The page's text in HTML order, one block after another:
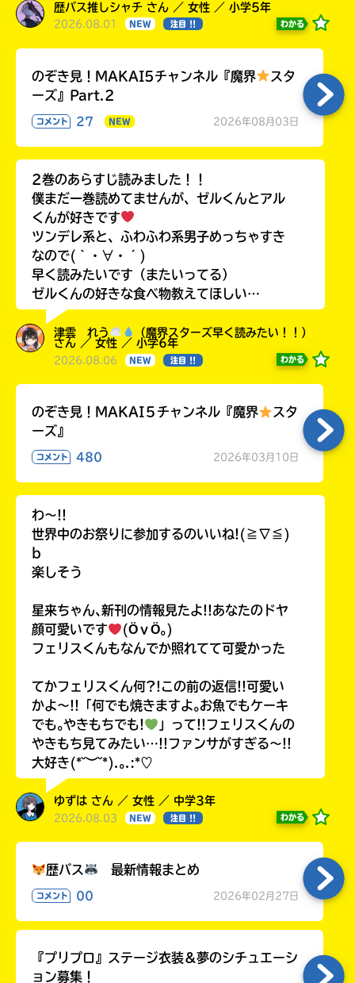
歴バス推しシャチ さん ／ 女性 ／ 小学5年
2026.08.01 NEW 注目 !! わかる
のぞき見！MAKAI5チャンネル『魔界
スタ
ーズ』Part.2
コメント 27 NEW 2026年08月03日
2巻のあらすじ読みました！！
僕まだ一巻読めてませんが、ゼルくんとアル
くんが好きです
ツンデレ系と、ふわふわ系男子めっちゃすき
なので(｀・∀・´)
早く読みたいです（またいってる）
ゼルくんの好きな食べ物教えてほしい…
津雲 れう
（魔界スターズ早く読みたい！！）
さん ／ 女性 ／ 小学6年
2026.08.06 NEW 注目 !! わかる
のぞき見！MAKAI５チャンネル『魔界
スタ
ーズ』
コメント 480 2026年03月10日
わ〜!!
世界中のお祭りに参加するのいいね!(≧∇≦)
b
楽しそう
星来ちゃん､新刊の情報見たよ!!あなたのドヤ
顔可愛いです
(ӦｖӦ｡)
フェリスくんもなんでか照れてて可愛かった
てかフェリスくん何?!この前の返信!!可愛い
かよ〜!!「何でも焼きますよ｡お魚でもケーキ
でも｡やきもちでも!
」って!!フェリスくんの
やきもち見てみたい…!!ファンサがすぎる〜!!
大好き(*˘︶˘*).｡.:*♡
ゆずは さん ／ 女性 ／ 中学3年
2026.08.03 NEW 注目 !! わかる
歴バス 最新情報まとめ
コメント 00 2026年02月27日
『プリプロ』ステージ衣装＆夢のシチュエーシ
ョン募集！